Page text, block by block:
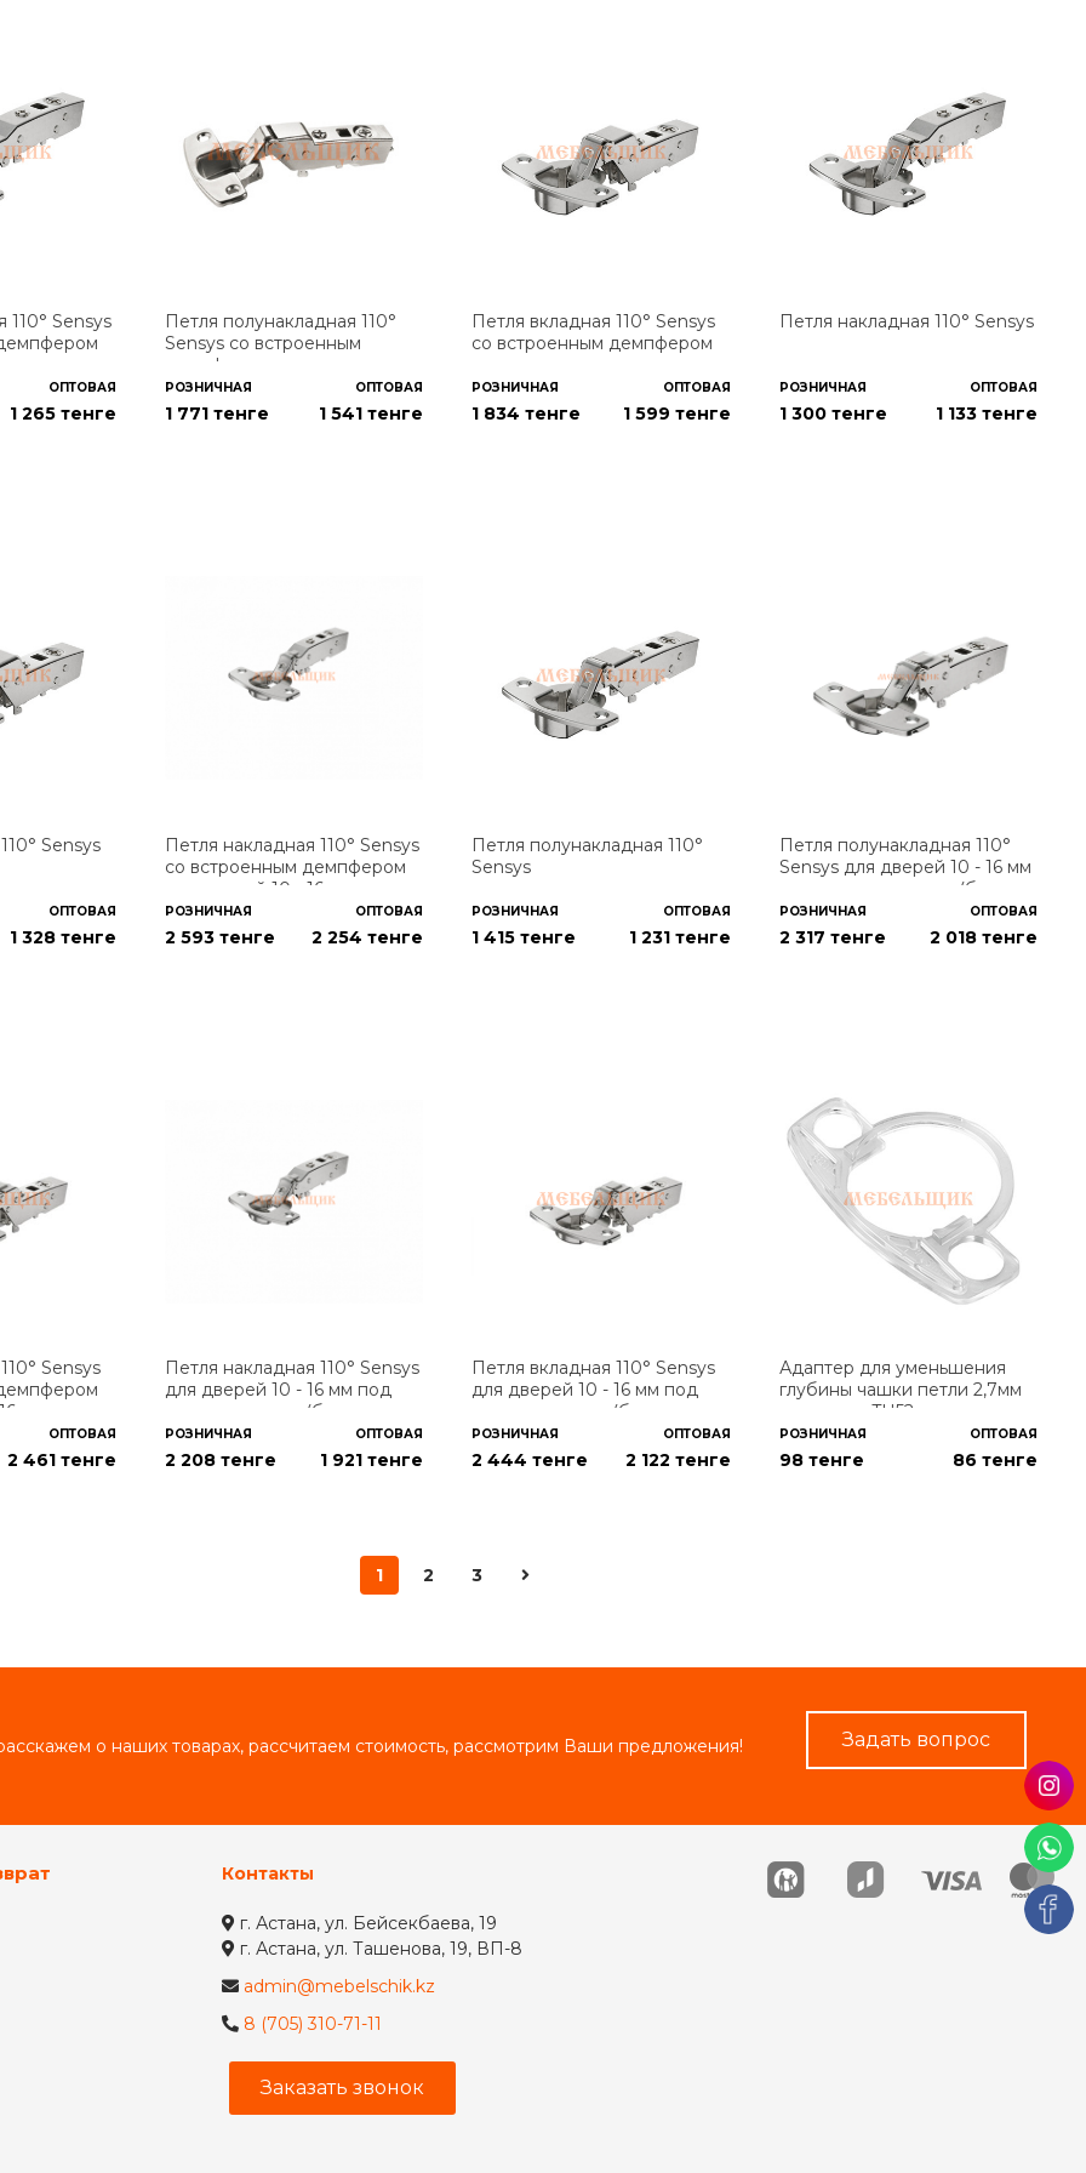
110° Sensys
ОПТОВАЯ
1 265 тенге
Петля полунакладная 110°
Sensys со встроенным
демпфером
РОЗНИЧНАЯ
1 771 тенге
ОПТОВАЯ
1 541 тенге
Петля вкладная 110° Sensys
со встроенным демпфером
РОЗНИЧНАЯ
1 834 тенге
ОПТОВАЯ
1 599 тенге
Петля накладная 110° Sensys
РОЗНИЧНАЯ
1 300 тенге
ОПТОВАЯ
1 133 тенге
Sensys
ОПТОВАЯ
1 328 тенге
Петля накладная 110° Sensys
со встроенным демпфером
для дверей 10 - 16 мм под
прикручивание
РОЗНИЧНАЯ
2 593 тенге
ОПТОВАЯ
2 254 тенге
Петля полунакладная 110°
Sensys
РОЗНИЧНАЯ
1 415 тенге
ОПТОВАЯ
1 231 тенге
Петля полунакладная 110°
Sensys для дверей 10 - 16 мм
под прикручивание (без
пружины)
РОЗНИЧНАЯ
2 317 тенге
ОПТОВАЯ
2 018 тенге
Sensys
мм под
ОПТОВАЯ
2 461 тенге
Петля накладная 110° Sensys
для дверей 10 - 16 мм под
прикручивание (без
пружины)
РОЗНИЧНАЯ
2 208 тенге
ОПТОВАЯ
1 921 тенге
Петля вкладная 110° Sensys
для дверей 10 - 16 мм под
прикручивание (без
пружины)
РОЗНИЧНАЯ
2 444 тенге
ОПТОВАЯ
2 122 тенге
Адаптер для уменьшения
глубины чашки петли 2,7мм
для чашкиTH52
РОЗНИЧНАЯ
98 тенге
ОПТОВАЯ
86 тенге
1 2 3
о наших товарах, рассчитаем стоимость, рассмотрим Ваши предложения! Задать вопрос
Контакты
г. Астана, ул. Бейсекбаева, 19
г. Астана, ул. Ташенова, 19, ВП-8
admin@mebelschik.kz
8 (705) 310-71-11
Заказать звонок